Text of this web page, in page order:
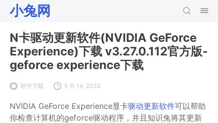
小兔网
N卡驱动更新软件(NVIDIA GeForce
Experience)下载 v3.27.0.112官方版-
geforce experience下载
软件下载 5 月 14, 2023
NVIDIA GeForce Experience显卡驱动更新软件可以帮助
你检查计算机的geforce驱动程序，并且知识兔将其更新